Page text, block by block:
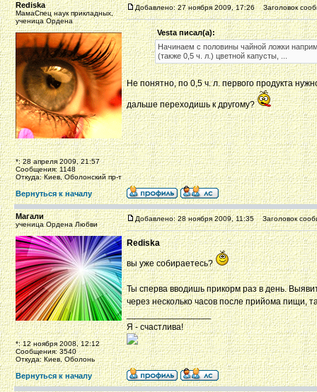
Rediska
МамаСпец наук прикладных,
ученица Ордена
*: 28 апреля 2009, 21:57
Сообщения: 1148
Откуда: Киев, Оболонский пр-т
Добавлено: 27 ноября 2009, 17:26 Заголовок
Vesta писал(а):
Начинаем с половины чайной ложки
(также 0,5 ч. л.) цветной капусты, ...
Не понятно, по 0,5 ч. л. первого продукта
дальше переходишь к другому?
Вернуться к началу
Магали
ученица Ордена Любви
*: 12 ноября 2008, 12:12
Сообщения: 3540
Откуда: Киев, Оболонь
Добавлено: 28 ноября 2009, 11:35 Заголовок
Rediska
вы уже собираетесь?
Ты сперва вводишь прикорм раз в день.
через несколько часов после прийома пищи,
_________________
Я - счастлива!
Вернуться к началу